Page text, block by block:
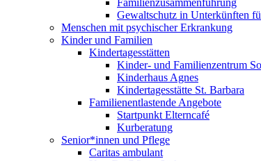
Gewaltschutz in Unterkünften
Menschen mit psychischer Erkrankung
Kinder und Familien
Kindertagesstätten
Kinder- und Familienzentrum
Kinderhaus Agnes
Kindertagesstätte St. Barbara
Familienentlastende Angebote
Startpunkt Elterncafé
Kurberatung
Senior*innen und Pflege
Caritas ambulant